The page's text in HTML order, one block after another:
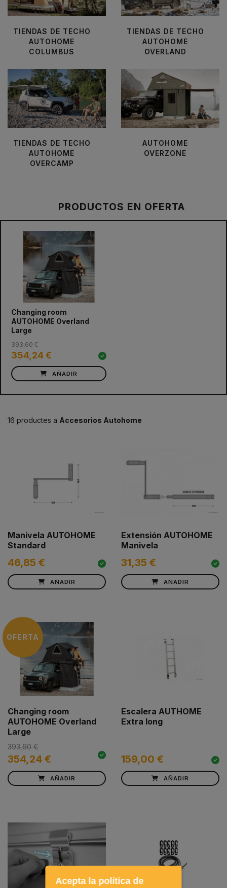
TIENDAS DE TECHO
AUTOHOME
COLUMBUS
TIENDAS DE TECHO
AUTOHOME
OVERLAND
TIENDAS DE TECHO
AUTOHOME
OVERCAMP
AUTOHOME
OVERZONE
PRODUCTOS EN OFERTA
Changing room
AUTOHOME Overland
Large
354,24 €
393,60 €
AÑADIR
16 productes a Accesorios Autohome
Manivela AUTOHOME
Standard
46,85 €
AÑADIR
Extensión AUTOHOME
Manivela
31,35 €
AÑADIR
OFERTA
Changing room
AUTOHOME Overland
Large
354,24 €
393,60 €
AÑADIR
Escalera AUTHOME
Extra long
159,00 €
AÑADIR
Acepta la política de